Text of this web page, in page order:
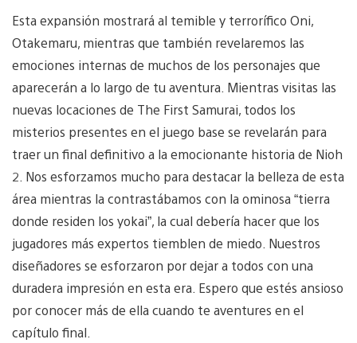
Esta expansión mostrará al temible y terrorífico Oni,
Otakemaru, mientras que también revelaremos las
emociones internas de muchos de los personajes que
aparecerán a lo largo de tu aventura. Mientras visitas las
nuevas locaciones de The First Samurai, todos los
misterios presentes en el juego base se revelarán para
traer un final definitivo a la emocionante historia de Nioh
2. Nos esforzamos mucho para destacar la belleza de esta
área mientras la contrastábamos con la ominosa “tierra
donde residen los yokai”, la cual debería hacer que los
jugadores más expertos tiemblen de miedo. Nuestros
diseñadores se esforzaron por dejar a todos con una
duradera impresión en esta era. Espero que estés ansioso
por conocer más de ella cuando te aventures en el
capítulo final.